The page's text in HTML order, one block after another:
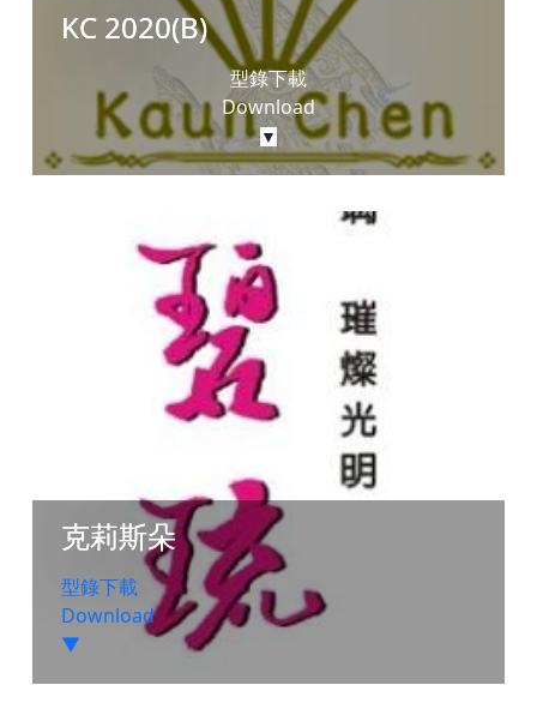
KC 2020(B)
型錄下載
Download
▼
克莉斯朵
型錄下載
Download
▼